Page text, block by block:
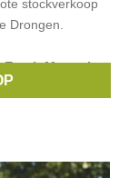
stockverkoop
Drongen.
Esprit Maternity,